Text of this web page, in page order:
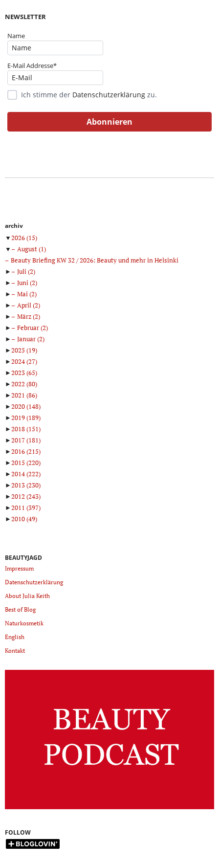
NEWSLETTER
Name
E-Mail Addresse*
Ich stimme der Datenschutzerklärung zu.
archiv
▼2026(15)
▼
August(1)
Beauty Briefing KW 32 / 2026: Beauty und mehr in Helsinki
►
Juli(2)
►
Juni(2)
►
Mai(2)
►
April(2)
►
März(2)
►
Februar(2)
►
Januar(2)
►2025 (19)
►2024(27)
►2023(65)
►2022 (80)
►2021 (86)
►2020(148)
►2019(189)
►2018(151)
►2017(181)
►2016(215)
►2015 (220)
►2014(222)
►2013(230)
►2012 (243)
►2011 (397)
►2010(49)
BEAUTYJAGD
Impressum
Datenschutzerklärung
About Julia Keith
Best of Blog
Naturkosmetik
English
Kontakt
FOLLOW